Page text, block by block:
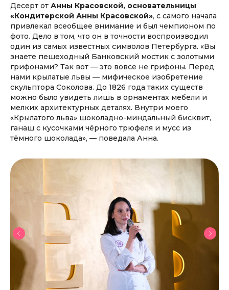
Десерт от Анны Красовской, основательницы
«Кондитерской Анны Красовской», с самого начала
привлекал всеобщее внимание и был чемпионом по
фото. Дело в том, что он в точности воспроизводил
один из самых известных символов Петербурга. «Вы
знаете пешеходный Банковский мостик с золотыми
грифонами? Так вот — это вовсе не грифоны. Перед
нами крылатые львы — мифическое изобретение
скульптора Соколова. До 1826 года таких существ
можно было увидеть лишь в орнаментах мебели и
мелких архитектурных деталях. Внутри моего
«Крылатого льва» шоколадно-миндальный бисквит,
ганаш с кусочками чёрного трюфеля и мусс из
тёмного шоколада», — поведала Анна.